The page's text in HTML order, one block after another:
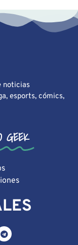
noticias
esports, cómics,
GEEK